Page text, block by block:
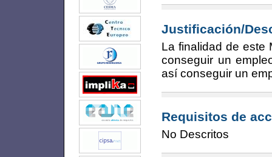
Justificación/
La finalidad de este
conseguir un
así conseguir un
Requisitos de
No Descritos